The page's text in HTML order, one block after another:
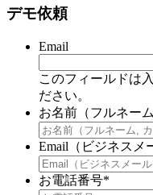
デモ依頼
Email
このフィールドは
ださい。
お名前（フルネー
Email（ビジネスメ
お電話番号*